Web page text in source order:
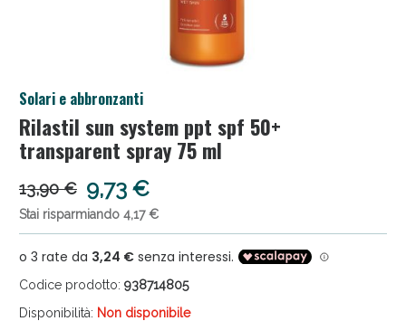
Solari e abbronzanti
Rilastil sun system ppt spf 50+
transparent spray 75 ml
13,90 € 9,73 €
Stai risparmiando 4,17 €
Codice prodotto: 938714805
Disponibilità: Non disponibile
Salini e Multivitaminici: oggi Sconto extra fino al